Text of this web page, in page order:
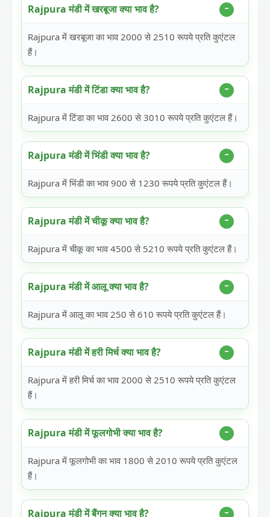
Rajpura मंडी में खरबूजा क्या भाव है?
Rajpura में खरबूजा का भाव 2000 से 2510 रूपये प्रति कुएंटल
हैं।
Rajpura मंडी में टिंडा क्या भाव है?
Rajpura में टिंडा का भाव 2600 से 3010 रूपये प्रति कुएंटल हैं।
Rajpura मंडी में भिंडी क्या भाव है?
Rajpura में भिंडी का भाव 900 से 1230 रूपये प्रति कुएंटल हैं।
Rajpura मंडी में चीकू क्या भाव है?
Rajpura में चीकू का भाव 4500 से 5210 रूपये प्रति कुएंटल हैं।
Rajpura मंडी में आलू क्या भाव है?
Rajpura में आलू का भाव 250 से 610 रूपये प्रति कुएंटल हैं।
Rajpura मंडी में हरी मिर्च क्या भाव है?
Rajpura में हरी मिर्च का भाव 2000 से 2510 रूपये प्रति कुएंटल
हैं।
Rajpura मंडी में फूलगोभी क्या भाव है?
Rajpura में फूलगोभी का भाव 1800 से 2010 रूपये प्रति कुएंटल
हैं।
Rajpura मंडी में बैंगन क्या भाव है?